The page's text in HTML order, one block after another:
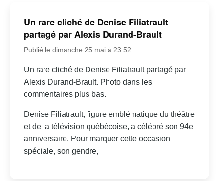
Un rare cliché de Denise Filiatrault
partagé par Alexis Durand-Brault
Publié le dimanche 25 mai à 23:52
Un rare cliché de Denise Filiatrault partagé par
Alexis Durand-Brault. Photo dans les
commentaires plus bas.
Denise Filiatrault, figure emblématique du théâtre
et de la télévision québécoise, a célébré son 94e
anniversaire. Pour marquer cette occasion
spéciale, son gendre,